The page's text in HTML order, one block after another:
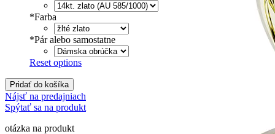
*Farba
*Pár alebo samostatne
Reset options
Pridať do košíka
Nájsť na predajniach
Spýtať sa na produkt
otázka na produkt